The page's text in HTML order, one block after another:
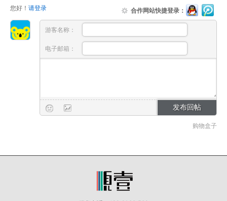
您好！ 请登录 合作网站快捷登录：
游客名称：
电子邮箱：
购物盒子